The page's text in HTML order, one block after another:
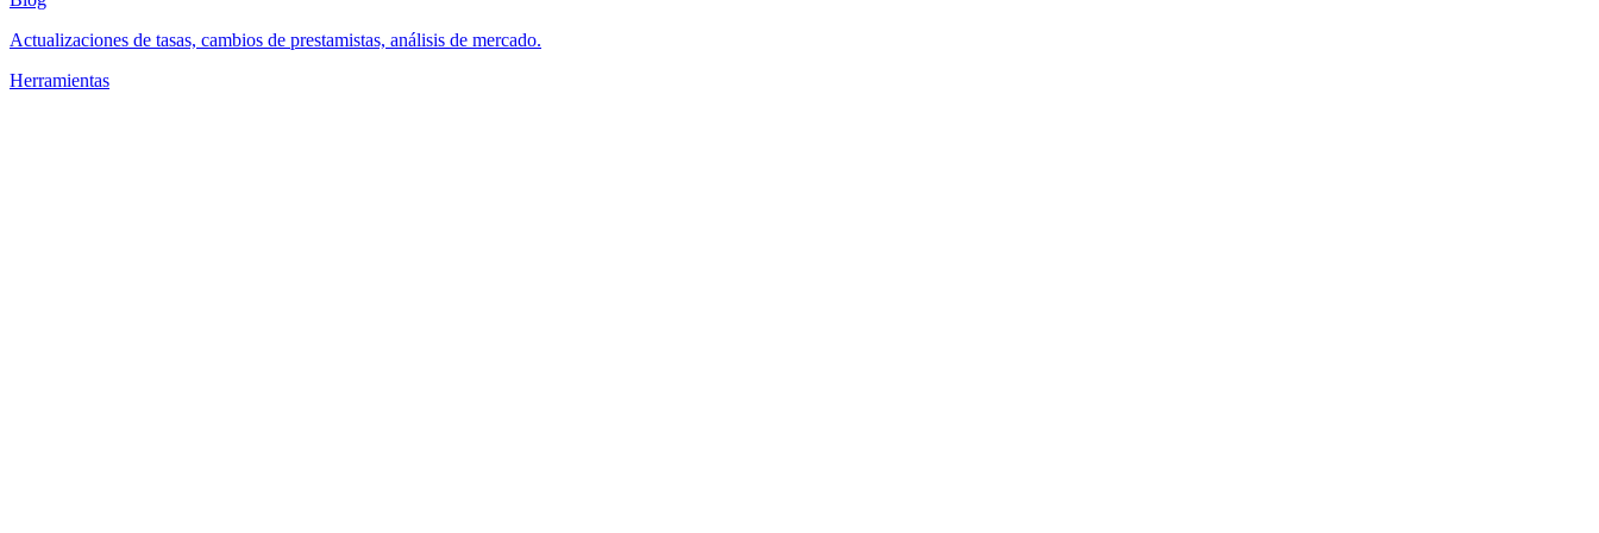
Actualizaciones de tasas, cambios de prestamistas, análisis de mercado.
Herramientas